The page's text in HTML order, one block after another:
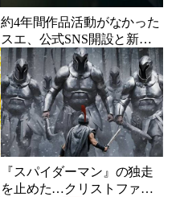
約4年間作品活動がなかった
スエ、公式SNS開設と新ビ
ジュアル公開で復帰説が急
浮上
『スパイダーマン』の独走
を止めた…クリストファ